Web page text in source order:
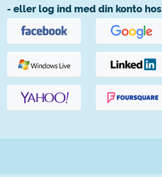
- eller log ind med din konto hos